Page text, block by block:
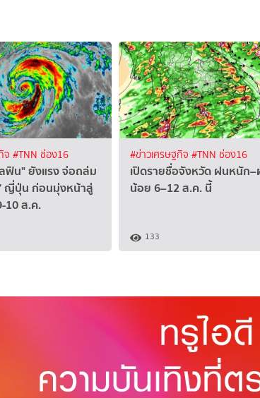
จ #TNN ช่อง16
ฟิน" ยังแรง จ่อถล่ม
ญี่ปุ่น ก่อนมุ่งหน้าสู่
10 ส.ค.
#ข่าวเศรษฐกิจ #TNN ช่อง16
เปิดรายชื่อจังหวัด ฝนหนัก
น้อย 6–12 ส.ค. นี้
133